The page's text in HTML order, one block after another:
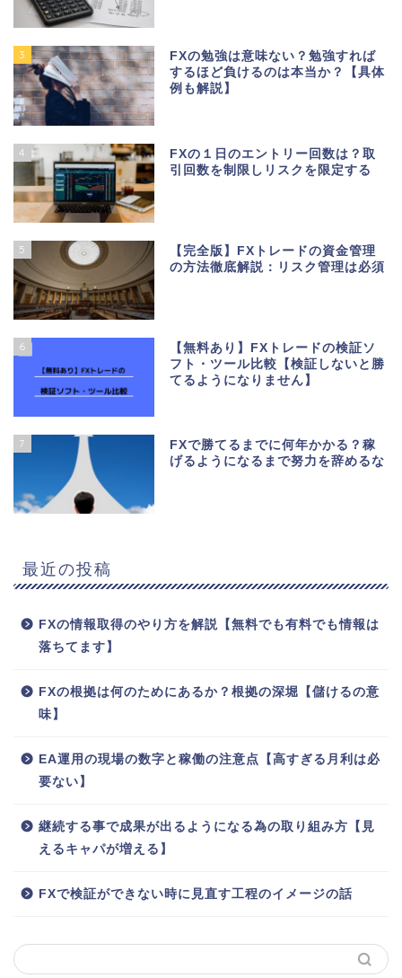
3
FXの勉強は意味ない？勉強すれば
するほど負けるのは本当か？【具体
例も解説】
4
FXの１日のエントリー回数は？取
引回数を制限しリスクを限定する
5
【完全版】FXトレードの資金管理
の方法徹底解説：リスク管理は必須
6
【無料あり】FXトレードの検証ソ
フト・ツール比較【検証しないと勝
てるようになりません】
7
FXで勝てるまでに何年かかる？稼
げるようになるまで努力を辞めるな
最近の投稿
FXの情報取得のやり方を解説【無料でも有料でも情報は
落ちてます】
FXの根拠は何のためにあるか？根拠の深堀【儲けるの意
味】
EA運用の現場の数字と稼働の注意点【高すぎる月利は必
要ない】
継続する事で成果が出るようになる為の取り組み方【見
えるキャパが増える】
FXで検証ができない時に見直す工程のイメージの話